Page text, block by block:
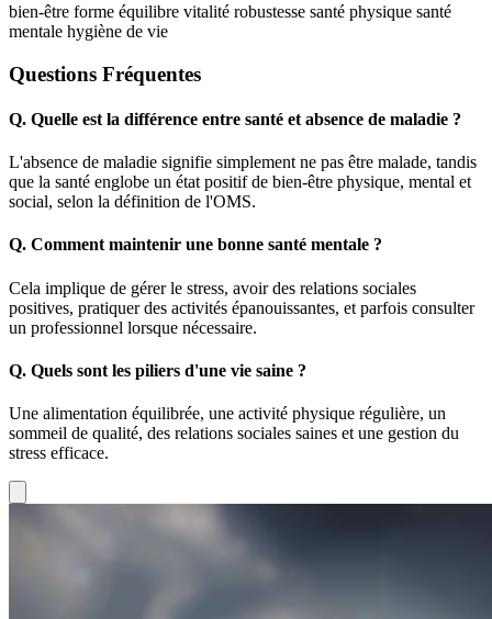
bien-être forme équilibre vitalité robustesse santé physique santé
mentale hygiène de vie
Questions Fréquentes
Q. Quelle est la différence entre santé et absence de maladie ?
L'absence de maladie signifie simplement ne pas être malade, tandis
que la santé englobe un état positif de bien-être physique, mental et
social, selon la définition de l'OMS.
Q. Comment maintenir une bonne santé mentale ?
Cela implique de gérer le stress, avoir des relations sociales
positives, pratiquer des activités épanouissantes, et parfois consulter
un professionnel lorsque nécessaire.
Q. Quels sont les piliers d'une vie saine ?
Une alimentation équilibrée, une activité physique régulière, un
sommeil de qualité, des relations sociales saines et une gestion du
stress efficace.